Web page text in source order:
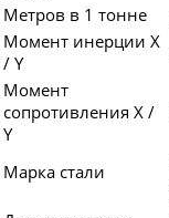
Метров в 1 тонне
Момент инерции X
/ Y
Момент
сопротивления X /
Y
Марка стали